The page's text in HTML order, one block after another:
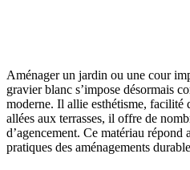
Aménager un jardin ou une cour
gravier blanc s’impose désormais
moderne. Il allie esthétisme, facilité
allées aux terrasses, il offre de
d’agencement. Ce matériau répond
pratiques des aménagements